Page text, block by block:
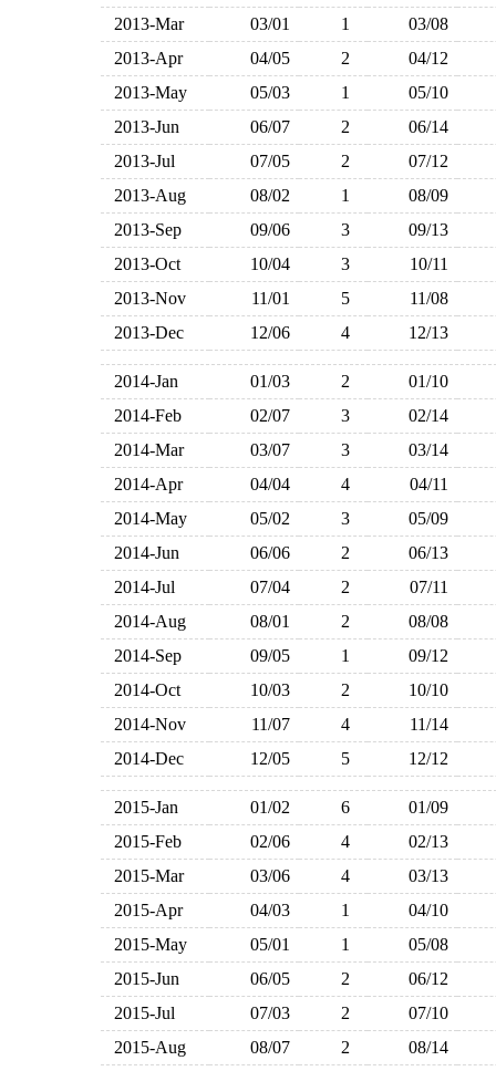
2013-Mar
03/01 1
03/08
2013-Apr
04/05 2
04/12
2013-May
05/03 1
05/10
2013-Jun
06/07 2
06/14
2013-Jul
07/05 2
07/12
2013-Aug
08/02 1
08/09
2013-Sep
09/06 3
09/13
2013-Oct
10/04 3
10/11
2013-Nov
11/01 5
11/08
2013-Dec
12/06 4 12/13
2014-Jan 01/03 2
01/10
2014-Feb
02/07 3
02/14
2014-Mar
03/07 3
03/14
2014-Apr
04/04 4
04/11
2014-May
05/02 3
05/09
2014-Jun
06/06 2
06/13
2014-Jul
07/04 2
07/11
2014-Aug
08/01 2
08/08
2014-Sep
09/05 1
09/12
2014-Oct
10/03 2
10/10
2014-Nov
11/07 4
11/14
2014-Dec
12/05 5 12/12
2015-Jan 01/02 6
01/09
2015-Feb
02/06 4
02/13
2015-Mar
03/06 4
03/13
2015-Apr
04/03 1
04/10
2015-May
05/01 1
05/08
2015-Jun
06/05 2
06/12
2015-Jul
07/03 2
07/10
2015-Aug
08/07 2
08/14